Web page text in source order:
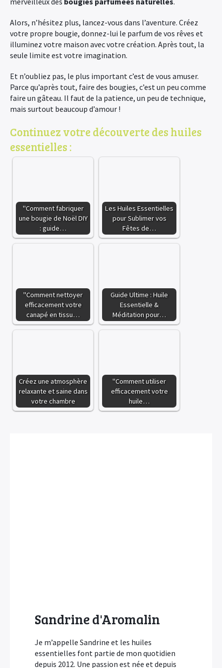
Alors, n’hésitez plus, lancez-vous dans l’aventure. Créez
votre propre bougie, donnez-lui le parfum de vos rêves et
illuminez votre maison avec votre création. Après tout, la
seule limite est votre imagination.
Et n’oubliez pas, le plus important c’est de vous amuser.
Parce qu’après tout, faire des bougies, c’est un peu comme
faire un gâteau. Il faut de la patience, un peu de technique,
mais surtout beaucoup d’amour !
Continuez votre découverte des huiles
essentielles :
"Comment fabriquer
une bougie de Noël DIY
: guide…
Les Huiles Essentielles
pour Sublimer vos
Fêtes de…
"Comment nettoyer
efficacement votre
canapé en tissu…
Guide Ultime : Huile
Essentielle &
Méditation pour…
Créez une atmosphère
relaxante et saine dans
votre chambre
"Comment utiliser
efficacement votre
huile…
Sandrine d'Aromalin
Je m’appelle Sandrine et les huiles
essentielles font partie de mon quotidien
depuis 2012. Une passion est née et depuis